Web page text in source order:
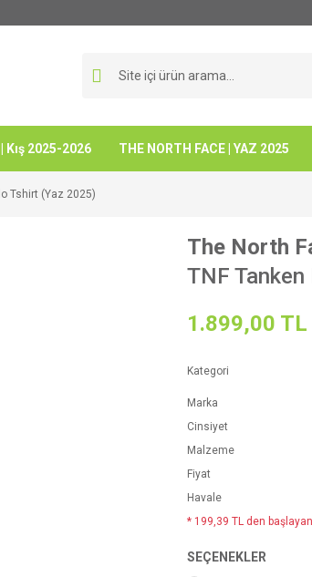
Kış 2025-2026 THE NORTH FACE | YAZ 2025
Tshirt (Yaz 2025)
The North
TNF
1.899,00 TL
Kategori
Marka
Cinsiyet
Malzeme
Fiyat
Havale
* 199,39 TL den
SEÇENEKLER